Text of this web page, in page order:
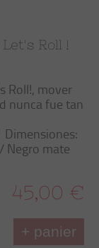
Roll !
Roll!, mover
nunca fue tan
Dimensiones:
Negro mate
45,00 €
+ panier